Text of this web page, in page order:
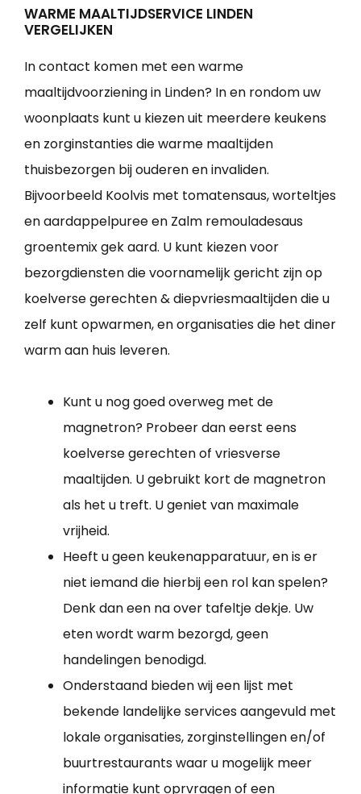
WARME MAALTIJDSERVICE LINDEN
VERGELIJKEN
In contact komen met een warme
maaltijdvoorziening in Linden? In en rondom uw
woonplaats kunt u kiezen uit meerdere keukens
en zorginstanties die warme maaltijden
thuisbezorgen bij ouderen en invaliden.
Bijvoorbeeld Koolvis met tomatensaus, worteltjes
en aardappelpuree en Zalm remouladesaus
groentemix gek aard. U kunt kiezen voor
bezorgdiensten die voornamelijk gericht zijn op
koelverse gerechten & diepvriesmaaltijden die u
zelf kunt opwarmen, en organisaties die het diner
warm aan huis leveren.
Kunt u nog goed overweg met de
magnetron? Probeer dan eerst eens
koelverse gerechten of vriesverse
maaltijden. U gebruikt kort de magnetron
als het u treft. U geniet van maximale
vrijheid.
Heeft u geen keukenapparatuur, en is er
niet iemand die hierbij een rol kan spelen?
Denk dan een na over tafeltje dekje. Uw
eten wordt warm bezorgd, geen
handelingen benodigd.
Onderstaand bieden wij een lijst met
bekende landelijke services aangevuld met
lokale organisaties, zorginstellingen en/of
buurtrestaurants waar u mogelijk meer
informatie kunt oprvragen of een